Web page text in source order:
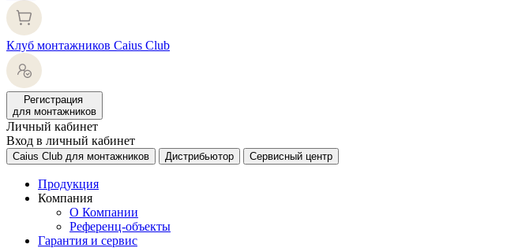
Клуб монтажников Caius Club
Регистрация
для монтажников
Личный кабинет
Вход в личный кабинет
Caius Club для монтажников Дистрибьютор Сервисный центр
Продукция
Компания
О Компании
Референц-объекты
Гарантия и сервис